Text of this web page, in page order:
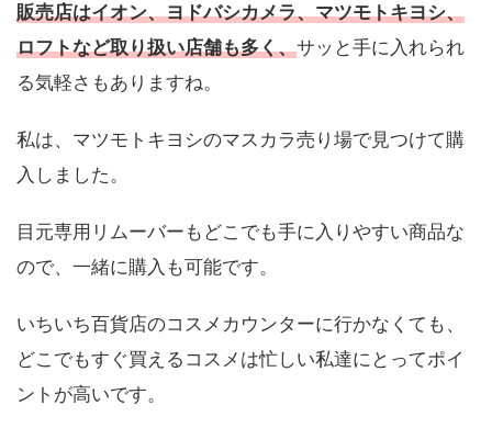
販売店はイオン、ヨドバシカメラ、マツモトキヨシ、
ロフトなど取り扱い店舗も多く、サッと手に入れられ
る気軽さもありますね。
私は、マツモトキヨシのマスカラ売り場で見つけて購
入しました。
目元専用リムーバーもどこでも手に入りやすい商品な
ので、一緒に購入も可能です。
いちいち百貨店のコスメカウンターに行かなくても、
どこでもすぐ買えるコスメは忙しい私達にとってポイ
ントが高いです。